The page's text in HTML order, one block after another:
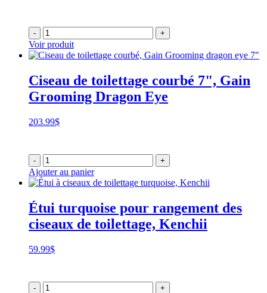
- +
Voir produit
Ciseau de toilettage courbé 7", Gain
Grooming Dragon Eye
203.99$
- +
Ajouter au panier
Étui turquoise pour rangement des
ciseaux de toilettage, Kenchii
59.99$
- +